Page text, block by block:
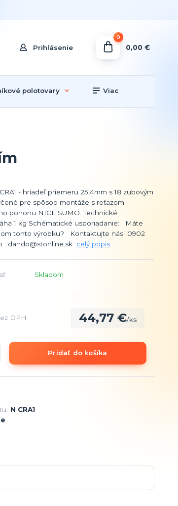
Prihlásenie
0
0,00 €
polotovary Viac
- hriadeľ priemeru 25,4mm s 18 zubovým
pre spôsob montáže s reťazom
pohonu NICE SUMO. Technické
1 kg Schématické usporiadanie: Máte
tohto výrobku? Kontaktujte nás 0902
: dando@stonline.sk celý popis
Skladom
44,77 €/ks
DPH
Pridať do košíka
N CRA1